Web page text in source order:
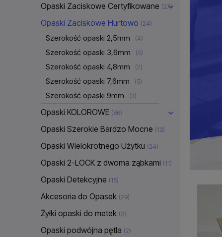
Opaski Zaciskowe Certyfikowane (27)
Opaski Zaciskowe Hurtowo (24)
Szerokość opaski 2,5mm (4)
Szerokość opaski 3,6mm (5)
Szerokość opaski 4,8mm (7)
Szerokość opaski 7,6mm (5)
Szerokość opaski 9mm (3)
Opaski KOLOROWE (86)
Opaski Szerokie Bardzo Mocne (10)
Opaski Wielokrotnego Użytku (24)
Opaski 2-LOCK z dwoma ząbkami (11)
Opaski Detekcyjne (15)
Akcesoria do Opasek (29)
Żyłki opaski do metek (2)
Opaski podwójna pętla (2)